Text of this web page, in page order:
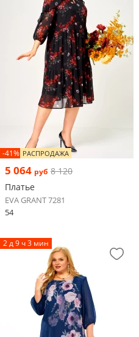
-41% РАСПРОДАЖА
5 064 руб 8 120
Платье
EVA GRANT 7281
54
2 д 9 ч 3 мин